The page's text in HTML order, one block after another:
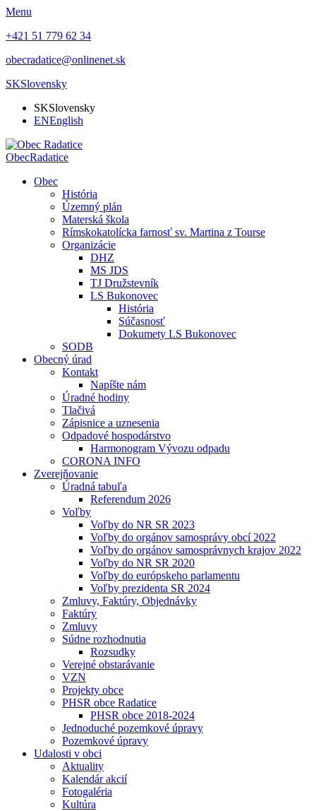
Menu
+421 51 779 62 34
obecradatice@onlinenet.sk
SKSlovensky
SKSlovensky
ENEnglish
ObecRadatice
Obec
História
Územný plán
Materská škola
Rímskokatolícka farnosť sv. Martina z Tourse
Organizácie
DHZ
MS JDS
TJ Družstevník
LS Bukonovec
História
Súčasnosť
Dokumety LS Bukonovec
SODB
Obecný úrad
Kontakt
Napíšte nám
Úradné hodiny
Tlačivá
Zápisnice a uznesenia
Odpadové hospodárstvo
Harmonogram Vývozu odpadu
CORONA INFO
Zverejňovanie
Úradná tabuľa
Referendum 2026
Voľby
Voľby do NR SR 2023
Voľby do orgánov samosprávy obcí 2022
Voľby do orgánov samosprávnych krajov 2022
Voľby do NR SR 2020
Voľby do európskeho parlamentu
Voľby prezidenta SR 2024
Zmluvy, Faktúry, Objednávky
Faktúry
Zmluvy
Súdne rozhodnutia
Rozsudky
Verejné obstarávanie
VZN
Projekty obce
PHSR obce Radatice
PHSR obce 2018-2024
Jednoduché pozemkové úpravy
Pozemkové úpravy
Udalosti v obci
Aktuality
Kalendár akcií
Fotogaléria
Kultúra